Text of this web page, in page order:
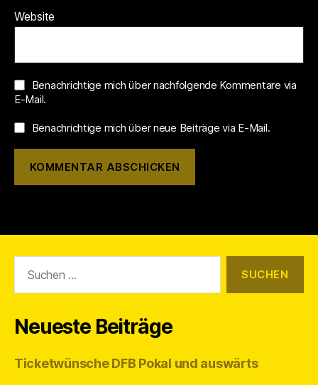
Website
Benachrichtige mich über nachfolgende Kommentare via
E-Mail.
Benachrichtige mich über neue Beiträge via E-Mail.
nach:
Neueste Beiträge
Ticketwünsche DFB Pokal und auswärts